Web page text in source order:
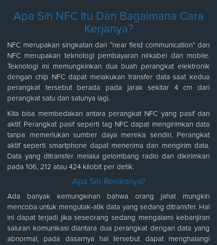
Apa Sih NFC Itu Dan Bagaimana Cara
Kerjanya?
NFC merupakan singkatan dari “near field communication” dan
NFC merupakan teknologi pembayaran nirkabel dan mobile.
Teknologi ini memungkinkan dua buah perangkat elektronik
dengan chip NFC dapat melakukan transfer data saat kedua
perangkat tersebut berada pada jarak sekitar 4 cm dari
perangkat satu dan satunya lagi.
Kita bisa membedakan antara perangkat NFC yang pasif dan
aktif. Perangkat pasif seperti tag NFC dapat mengirimkan data
tanpa memerlukan sumber daya mereka sendiri. Perangkat
aktif seperti smartphone dapat menerima dan mengirim data.
Data yang ditransfer melalui gelombang radio dan dikirimkan
pada 106, 212 atau 424 kilobit per detik.
Apa Sih Resikonya?
Ada banyak kemungkinan bahwa orang jahat mungkin
mencoba untuk mengutak-atik data yang sedang ditransfer. Hal
ini dapat terjadi jika seseorang sedang mengalami kebanjiran
saluran komunikasi diantara dua perangkat dengan data yang
abnormal, pada dasarnya hal tersebut dapat menghalangi